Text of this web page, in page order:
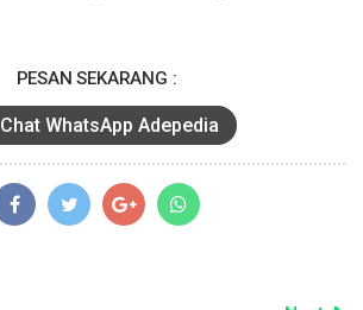
PESAN SEKARANG :
Chat WhatsApp Adepedia